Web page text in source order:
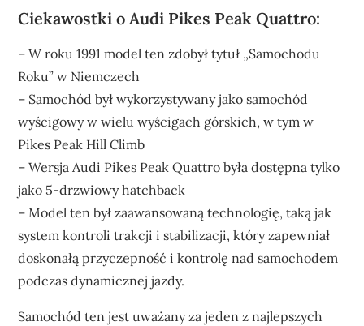
Ciekawostki o Audi Pikes Peak Quattro:
– W roku 1991 model ten zdobył tytuł „Samochodu
Roku” w Niemczech
– Samochód był wykorzystywany jako samochód
wyścigowy w wielu wyścigach górskich, w tym w
Pikes Peak Hill Climb
– Wersja Audi Pikes Peak Quattro była dostępna tylko
jako 5-drzwiowy hatchback
– Model ten był zaawansowaną technologię, taką jak
system kontroli trakcji i stabilizacji, który zapewniał
doskonałą przyczepność i kontrolę nad samochodem
podczas dynamicznej jazdy.
Samochód ten jest uważany za jeden z najlepszych